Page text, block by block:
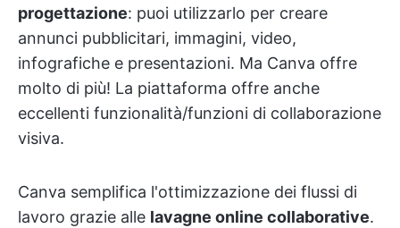
progettazione: puoi utilizzarlo per creare
annunci pubblicitari, immagini, video,
infografiche e presentazioni. Ma Canva offre
molto di più! La piattaforma offre anche
eccellenti funzionalità/funzioni di collaborazione
visiva.
Canva semplifica l'ottimizzazione dei flussi di
lavoro grazie alle lavagne online collaborative.